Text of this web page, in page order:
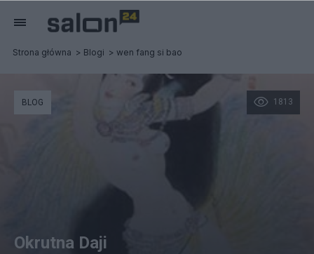
Strona główna Blogi wen fang si bao
1813
BLOG
Okrutna Daji